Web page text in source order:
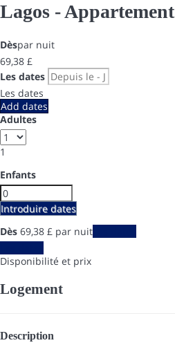
Lagos -Appartement
Dèspar nuit
69,38 £
Les dates
Les dates
Add dates
Adultes
1
Enfants
Introduire dates
Dès 69,38 £ par nuit
Disponibilité et prix
Logement
Description